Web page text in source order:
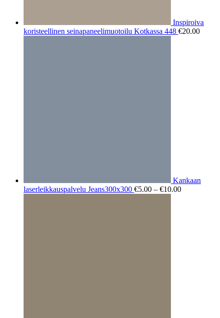
Inspiroiva
koristeellinen seinapaneelimuotoilu Kotkassa 448 €20.00
Kankaan
laserleikkauspalvelu Jeans300x300 €5.00 – €10.00